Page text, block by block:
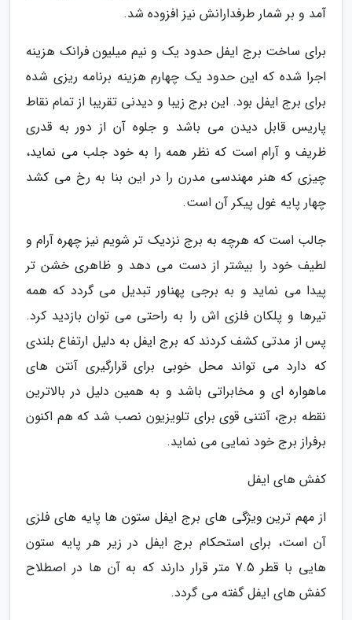
آمد و بر شمار طرفدارانش نیز افزوده شد.
برای ساخت برج ایفل حدود یک و نیم میلیون فرانک هزینه
اجرا شده که این حدود یک چهارم هزینه برنامه ریزی شده
برای برج ایفل بود. این برج زیبا و دیدنی تقریبا از تمام نقاط
پاریس قابل دیدن می باشد و جلوه آن از دور به قدری
ظریف و آرام است که نظر همه را به خود جلب می نماید،
چیزی که هنر مهندسی مدرن را در این بنا به رخ می کشد
چهار پایه غول پیکر آن است.
جالب است که هرچه به برج نزدیک تر شویم نیز چهره آرام و
لطیف خود را بیشتر از دست می دهد و ظاهری خشن تر
پیدا می نماید و به برجی پهناور تبدیل می گردد که همه
تیرها و پلکان فلزی اش را به راحتی می توان بازدید کرد.
پس از مدتی کشف کردند که برج ایفل به دلیل ارتفاع بلندی
که دارد می تواند محل خوبی برای قرارگیری آنتن های
ماهواره ای و مخابراتی باشد و به همین دلیل در بالاترین
نقطه برج، آنتنی قوی برای تلویزیون نصب شد که هم اکنون
برفراز برج خود نمایی می نماید.
کفش های ایفل
از مهم ترین ویژگی های برج ایفل ستون ها پایه های فلزی
آن است، برای استحکام برج ایفل در زیر هر پایه ستون
هایی با قطر 7.5 متر قرار دارند که به آن ها در اصطلاح
کفش های ایفل گفته می گردد.